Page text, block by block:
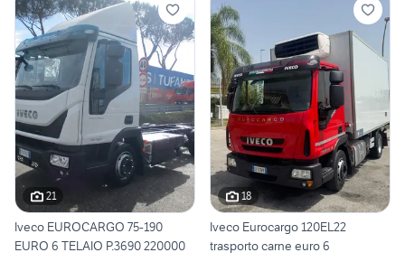
21
Iveco EUROCARGO 75-190
EURO 6 TELAIO P.3690 220000
18
Iveco Eurocargo 120EL22
trasporto carne euro 6